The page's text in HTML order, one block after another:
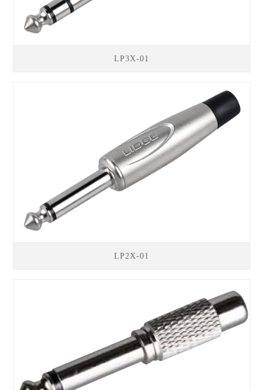
LP3X-01
LP2X-01